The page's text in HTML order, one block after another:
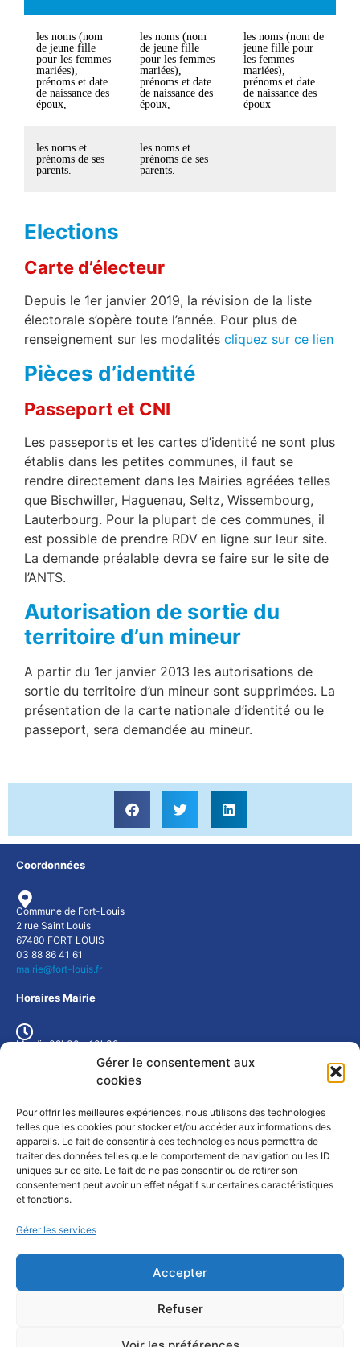
Gérer le consentement aux
cookies
Pour offrir les meilleures expériences, nous utilisons des technologies
telles que les cookies pour stocker et/ou accéder aux informations des
appareils. Le fait de consentir à ces technologies nous permettra de
traiter des données telles que le comportement de navigation ou les ID
uniques sur ce site. Le fait de ne pas consentir ou de retirer son
consentement peut avoir un effet négatif sur certaines caractéristiques
et fonctions.
Gérer les services
Accepter
Refuser
les noms (nom
de jeune fille
pour les femmes
mariées),
prénoms et date
de naissance des
époux,
les noms (nom
de jeune fille
pour les femmes
mariées),
prénoms et date
de naissance des
époux,
les noms (nom de
jeune fille pour
les femmes
mariées),
prénoms et date
de naissance des
époux
les noms et
prénoms de ses
parents.
les noms et
prénoms de ses
parents.
Elections
Carte d’électeur
Depuis le 1er janvier 2019, la révision de la liste
électorale s’opère toute l’année. Pour plus de
renseignement sur les modalités cliquez sur ce lien
Pièces d’identité
Passeport et CNI
Les passeports et les cartes d’identité ne sont plus
établis dans les petites communes, il faut se
rendre directement dans les Mairies agréées telles
que Bischwiller, Haguenau, Seltz, Wissembourg,
Lauterbourg. Pour la plupart de ces communes, il
est possible de prendre RDV en ligne sur leur site.
La demande préalable devra se faire sur le site de
l’ANTS.
Autorisation de sortie du
territoire d’un mineur
A partir du 1er janvier 2013 les autorisations de
sortie du territoire d’un mineur sont supprimées. La
présentation de la carte nationale d’identité ou le
passeport, sera demandée au mineur.
Coordonnées
Commune de Fort-Louis
2 rue Saint Louis
67480 FORT LOUIS
03 88 86 41 61
mairie@fort-louis.fr
Horaires Mairie
Mardi : 09h00 - 10h30
Mercredi : 9h00 - 10h30
ou sur rendez-vous
Météo Fort-Louis